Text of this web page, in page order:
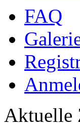
FAQ
Aktuelle